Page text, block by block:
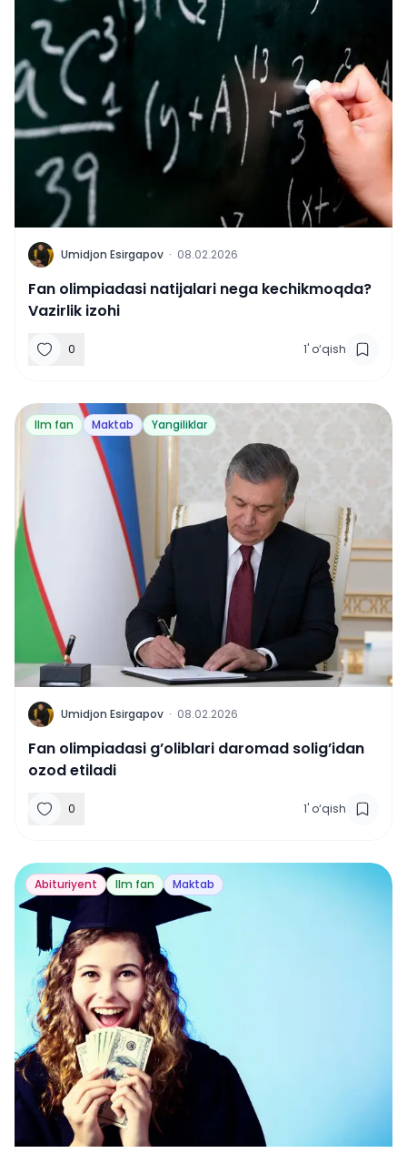
U Umidjon Esirgapov · 08.02.2026
Fan olimpiadasi natijalari nega kechikmoqda?
Vazirlik izohi
0 1' o‘qish
Ilm fan Maktab Yangiliklar
U Umidjon Esirgapov · 08.02.2026
Fan olimpiadasi g’oliblari daromad solig’idan
ozod etiladi
0 1' o‘qish
Abituriyent Ilm fan Maktab